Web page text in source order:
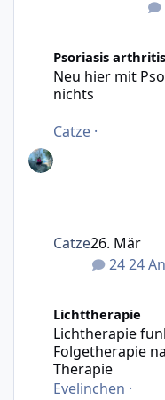
Psoriasis arthritis
Neu hier mit
nichts
Catze ·
24
Catze26. Mär
Lichttherapie
Lichtherapie
Folgetherapie
Therapie
Evelinchen ·